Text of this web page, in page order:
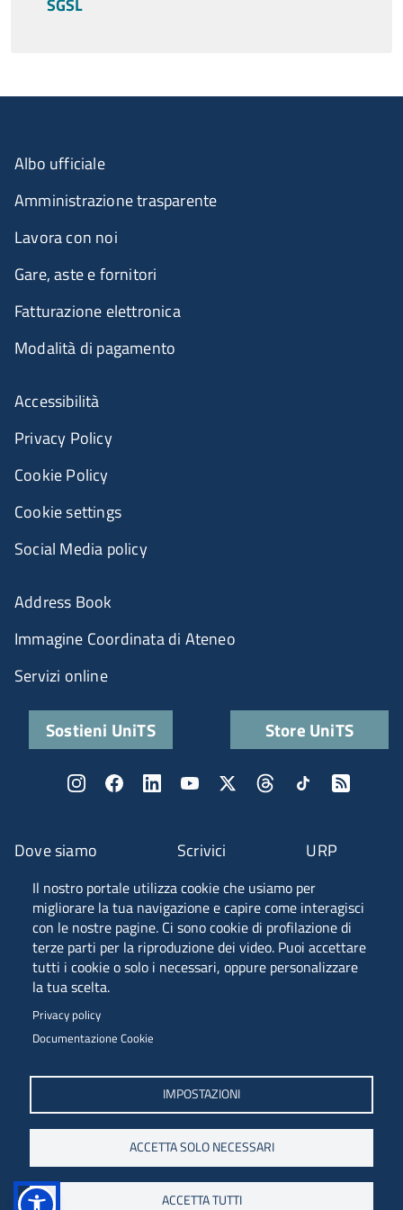
SGSL
Il nostro portale utilizza cookie che usiamo per
migliorare la tua navigazione e capire come interagisci
con le nostre pagine. Ci sono cookie di profilazione di
terze parti per la riproduzione dei video. Puoi accettare
tutti i cookie o solo i necessari, oppure personalizzare
la tua scelta.
Privacy policy
Documentazione Cookie
IMPOSTAZIONI
ACCETTA SOLO NECESSARI
ACCETTA TUTTI
Piazzale Europa, 1 - 34127 - Trieste, Italia -
Tel. +39 040 558 7111 - P.IVA 00211830328
C.F. 80013890324 - P.E.C. ateneo@pec.units.it
Fascia A ANVUR
Dove siamo Scrivici URP
Albo ufficiale
Amministrazione trasparente
Lavora con noi
Gare, aste e fornitori
Fatturazione elettronica
Modalità di pagamento
Accessibilità
Privacy Policy
Cookie Policy
Cookie settings
Social Media policy
Address Book
Immagine Coordinata di Ateneo
Servizi online
Sostieni UniTS Store UniTS